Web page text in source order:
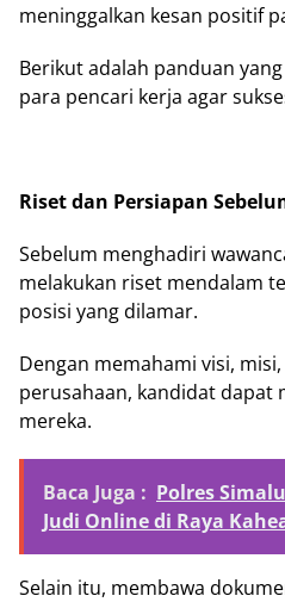
meninggalkan kesan positif
Berikut adalah panduan
para pencari kerja agar
Riset dan Persiapan
Sebelum menghadiri
melakukan riset mendalam
posisi yang dilamar.
Dengan memahami visi,
perusahaan, kandidat dapat
mereka.
Baca Juga : Polres
Judi Online di Raya
Selain itu, membawa